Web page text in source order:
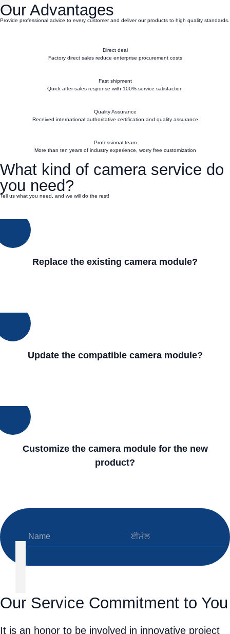
Our Advantages
Provide professional advice to every customer and deliver our products to high quality standards.
Direct deal
Factory direct sales reduce enterprise procurement costs
Fast shipment
Quick after-sales response with 100% service satisfaction
Quality Assurance
Received international authoritative certification and quality assurance
Professional team
More than ten years of industry experience, worry free customization
What kind of camera service do
you need?
Tell us what you need, and we will do the rest!
Replace the existing camera module?
Update the compatible camera module?
Customize the camera module for the new
product?
Our Service Commitment to You
It is an honor to be involved in innovative project